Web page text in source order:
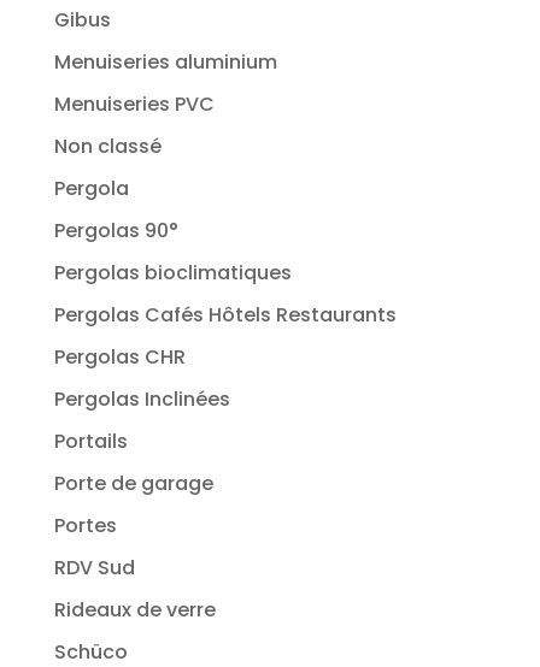
Gibus
Menuiseries aluminium
Menuiseries PVC
Non classé
Pergola
Pergolas 90°
Pergolas bioclimatiques
Pergolas Cafés Hôtels Restaurants
Pergolas CHR
Pergolas Inclinées
Portails
Porte de garage
Portes
RDV Sud
Rideaux de verre
Schüco